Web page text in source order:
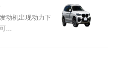
动机出现动力下
...